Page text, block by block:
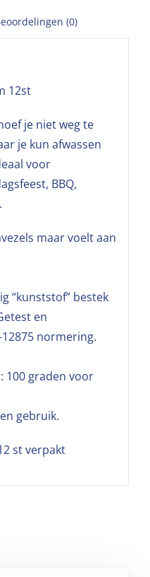
(0)
12st
je niet weg te
je kun afwassen
voor
BBQ,
maar voelt aan
“kunststof” bestek
en
normering.
100 graden voor
gebruik.
st verpakt